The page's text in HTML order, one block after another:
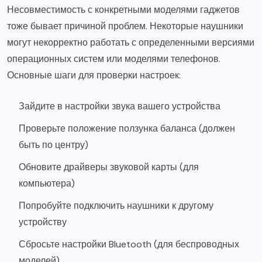
Несовместимость с конкретными моделями гаджетов
тоже бывает причиной проблем. Некоторые наушники
могут некорректно работать с определенными версиями
операционных систем или моделями телефонов.
Основные шаги для проверки настроек:
Зайдите в настройки звука вашего устройства
Проверьте положение ползунка баланса (должен
быть по центру)
Обновите драйверы звуковой карты (для
компьютера)
Попробуйте подключить наушники к другому
устройству
Сбросьте настройки Bluetooth (для беспроводных